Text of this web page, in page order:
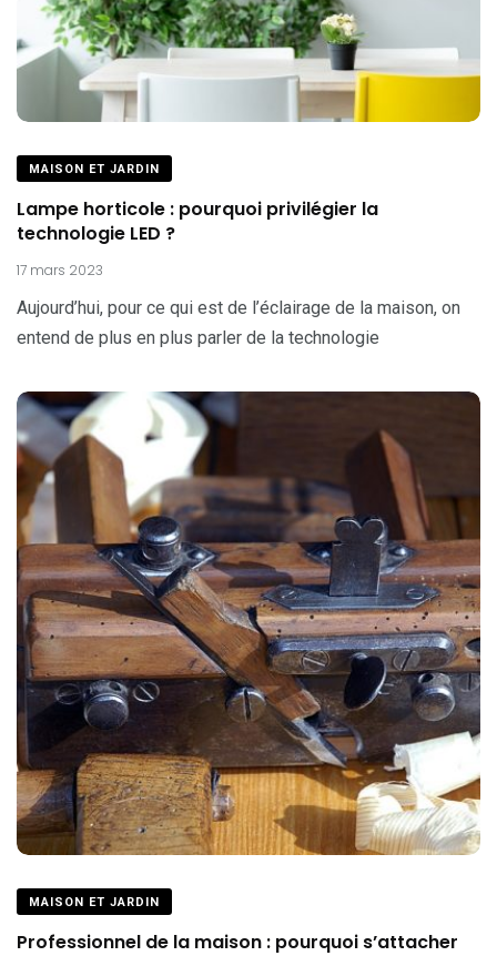
MAISON ET JARDIN
Lampe horticole : pourquoi privilégier la
technologie LED ?
17 mars 2023
Aujourd’hui, pour ce qui est de l’éclairage de la maison, on
entend de plus en plus parler de la technologie
MAISON ET JARDIN
Professionnel de la maison : pourquoi s’attacher